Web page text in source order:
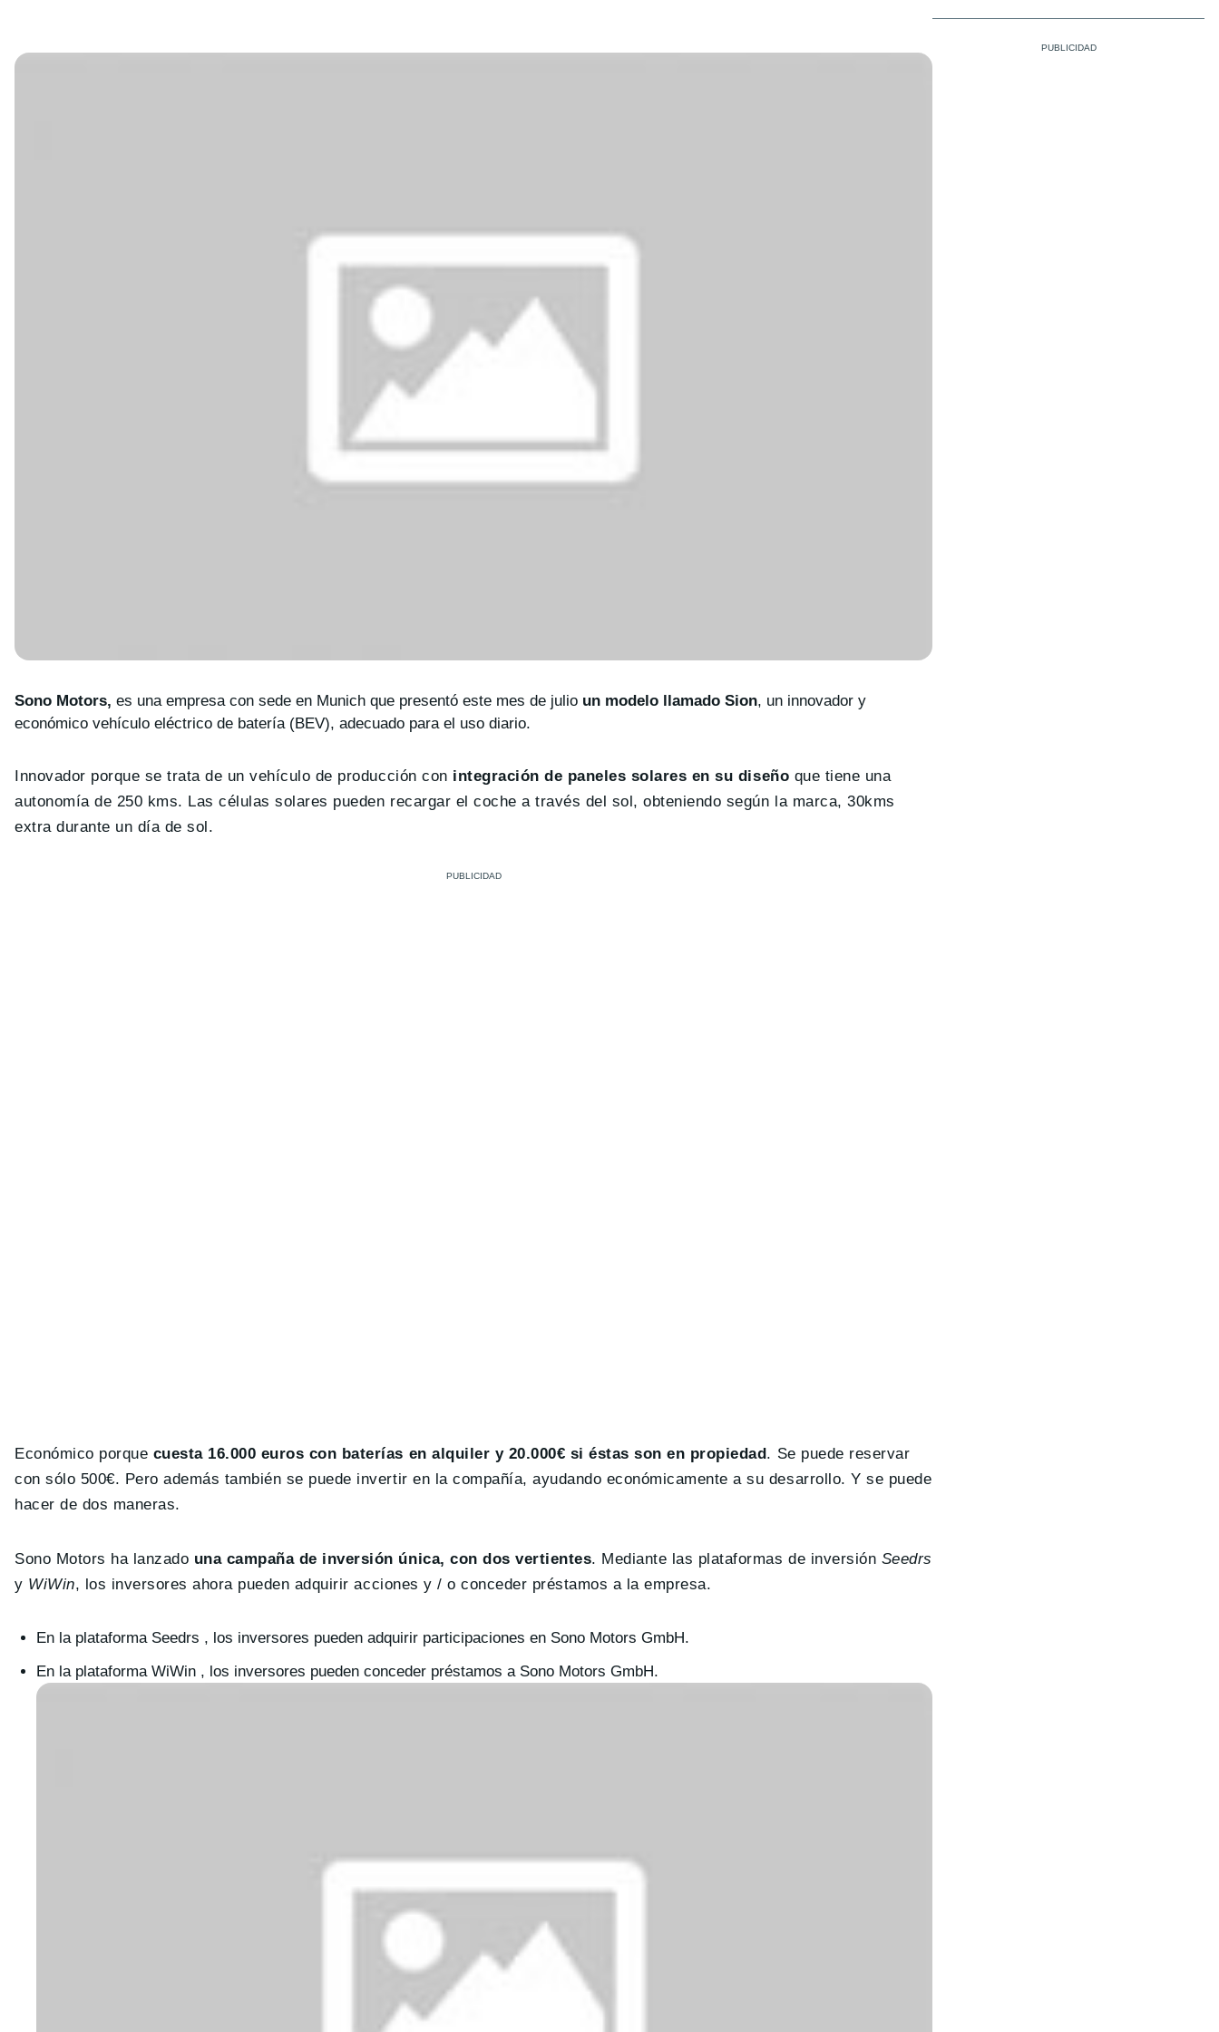
Sono Motors, es una empresa con sede en Munich que presentó este mes de julio un modelo llamado Sion, un innovador y
económico vehículo eléctrico de batería (BEV), adecuado para el uso diario.
Innovador porque se trata de un vehículo de producción con integración de paneles solares en su diseño que tiene una
autonomía de 250 kms. Las células solares pueden recargar el coche a través del sol, obteniendo según la marca, 30kms
extra durante un día de sol.
Económico porque cuesta 16.000 euros con baterías en alquiler y 20.000€ si éstas son en propiedad. Se puede reservar
con sólo 500€. Pero además también se puede invertir en la compañía, ayudando económicamente a su desarrollo. Y se puede
hacer de dos maneras.
Sono Motors ha lanzado una campaña de inversión única, con dos vertientes. Mediante las plataformas de inversión Seedrs
y WiWin, los inversores ahora pueden adquirir acciones y / o conceder préstamos a la empresa.
En la plataforma Seedrs , los inversores pueden adquirir participaciones en Sono Motors GmbH.
En la plataforma WiWin , los inversores pueden conceder préstamos a Sono Motors GmbH.